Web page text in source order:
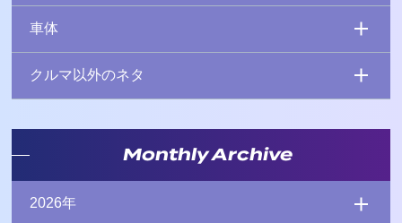
車体
クルマ以外のネタ
Monthly Archive
2026年